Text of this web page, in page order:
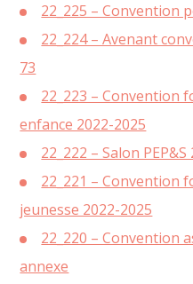
22_225 – Convention
22_224 – Avenant
73
22_223 – Convention
enfance 2022-2025
22_222 – Salon
22_221 – Convention
jeunesse 2022-2025
22_220 – Convention
annexe